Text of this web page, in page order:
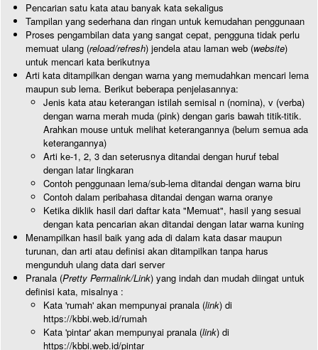
Pencarian satu kata atau banyak kata sekaligus
Tampilan yang sederhana dan ringan untuk kemudahan penggunaan
Proses pengambilan data yang sangat cepat, pengguna tidak perlu
memuat ulang (reload/refresh) jendela atau laman web (website)
untuk mencari kata berikutnya
Arti kata ditampilkan dengan warna yang memudahkan mencari lema
maupun sub lema. Berikut beberapa penjelasannya:
Jenis kata atau keterangan istilah semisal n (nomina), v (verba)
dengan warna merah muda (pink) dengan garis bawah titik-titik.
Arahkan mouse untuk melihat keterangannya (belum semua ada
keterangannya)
Arti ke-1, 2, 3 dan seterusnya ditandai dengan huruf tebal
dengan latar lingkaran
Contoh penggunaan lema/sub-lema ditandai dengan warna biru
Contoh dalam peribahasa ditandai dengan warna oranye
Ketika diklik hasil dari daftar kata "Memuat", hasil yang sesuai
dengan kata pencarian akan ditandai dengan latar warna kuning
Menampilkan hasil baik yang ada di dalam kata dasar maupun
turunan, dan arti atau definisi akan ditampilkan tanpa harus
mengunduh ulang data dari server
Pranala (Pretty Permalink/Link) yang indah dan mudah diingat untuk
definisi kata, misalnya :
Kata 'rumah' akan mempunyai pranala (link) di
https://kbbi.web.id/rumah
Kata 'pintar' akan mempunyai pranala (link) di
https://kbbi.web.id/pintar